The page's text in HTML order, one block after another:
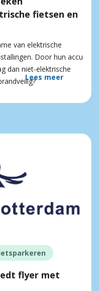
fietsen en
van elektrische
Door hun accu
dan niet-elektrische
Lees meer
flyer met